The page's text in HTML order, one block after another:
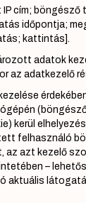
cím; böngésző
időpontja;
kattintás].
adatok
az adatkezelő
kerül
felhasználó
az azt kezelő
–
aktuális